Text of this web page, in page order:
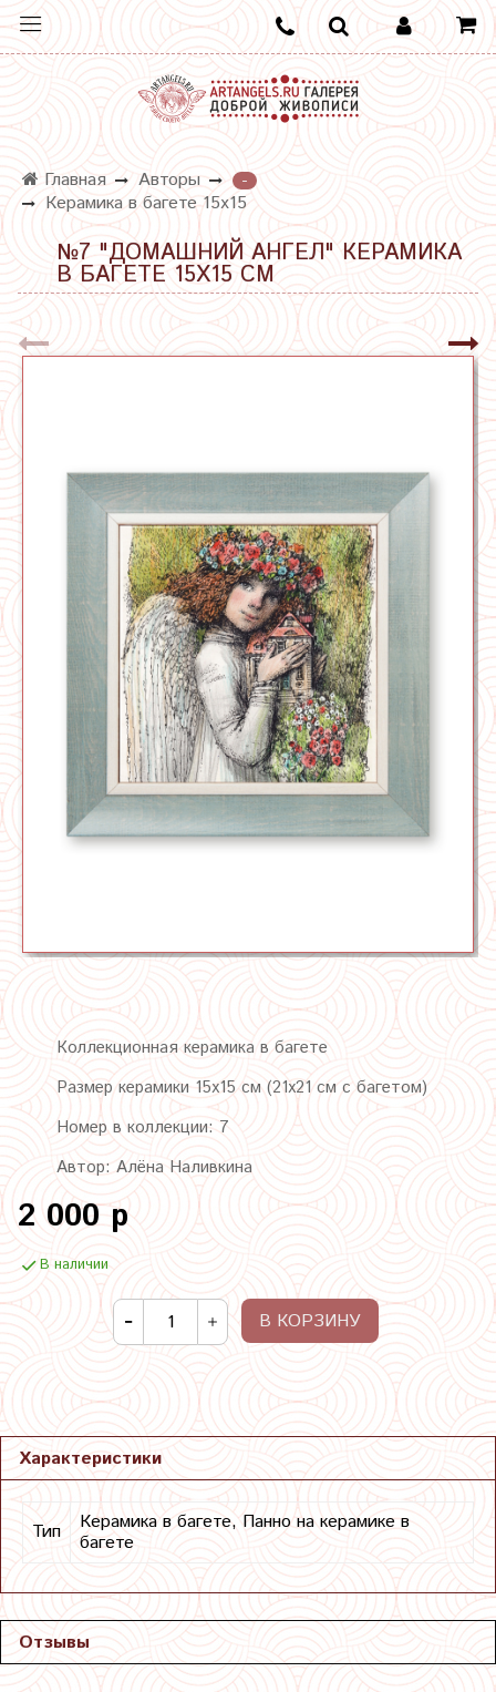
Главная Авторы
-
Керамика в багете 15х15
№7 "ДОМАШНИЙ АНГЕЛ" КЕРАМИКА
В БАГЕТЕ 15Х15 СМ
Коллекционная керамика в багете
Размер керамики 15х15 см (21х21 см с багетом)
Номер в коллекции: 7
Автор: Алёна Наливкина
2 000 р
В наличии
В КОРЗИНУ
Характеристики
Тип
Керамика в багете, Панно на керамике в
багете
Отзывы